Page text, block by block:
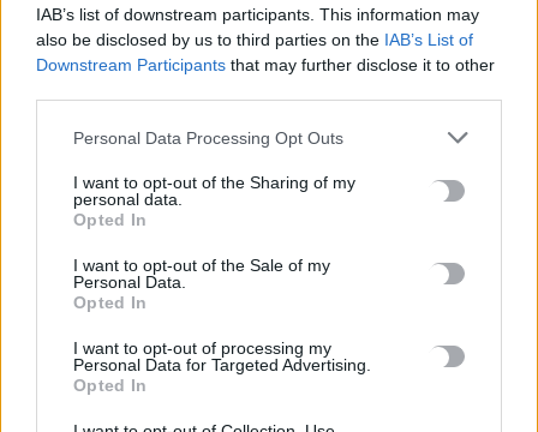
IAB’s list of downstream participants. This information may
also be disclosed by us to third parties on the IAB’s List of
Downstream Participants that may further disclose it to other
Personal Data Processing Opt Outs
I want to opt-out of the Sharing of my
personal data.
Opted In
I want to opt-out of the Sale of my
Personal Data.
Opted In
I want to opt-out of processing my
Personal Data for Targeted Advertising.
Opted In
ΡΟΗ ΕΙΔΗΣΕΩΝ
καθημερινά
7 Αυγούστου, 2026
διαδικασία
7 Αυγούστου, 2026
Πότε πληρώνονται οι συντάξεις Σεπτεμβρίου
7 Αυγούστου, 2026